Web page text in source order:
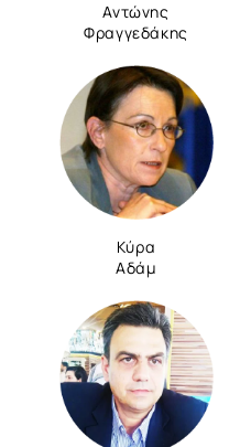
Αντώνης
Φραγγεδάκης
Κύρα
Αδάμ